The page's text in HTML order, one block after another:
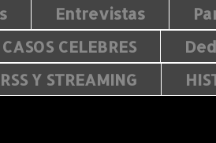
Entrevistas
CASOS CELEBRES
Y STREAMING